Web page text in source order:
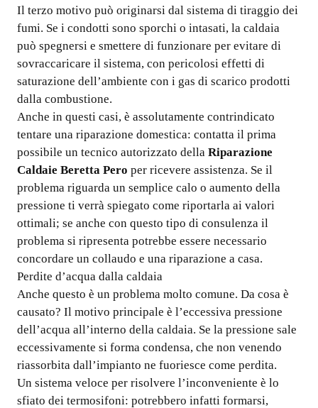
Il terzo motivo può originarsi dal sistema di tiraggio dei
fumi. Se i condotti sono sporchi o intasati, la caldaia
può spegnersi e smettere di funzionare per evitare di
sovraccaricare il sistema, con pericolosi effetti di
saturazione dell’ambiente con i gas di scarico prodotti
dalla combustione.
Anche in questi casi, è assolutamente contrindicato
tentare una riparazione domestica: contatta il prima
possibile un tecnico autorizzato della Riparazione
Caldaie Beretta Pero per ricevere assistenza. Se il
problema riguarda un semplice calo o aumento della
pressione ti verrà spiegato come riportarla ai valori
ottimali; se anche con questo tipo di consulenza il
problema si ripresenta potrebbe essere necessario
concordare un collaudo e una riparazione a casa.
Perdite d’acqua dalla caldaia
Anche questo è un problema molto comune. Da cosa è
causato? Il motivo principale è l’eccessiva pressione
dell’acqua all’interno della caldaia. Se la pressione sale
eccessivamente si forma condensa, che non venendo
riassorbita dall’impianto ne fuoriesce come perdita.
Un sistema veloce per risolvere l’inconveniente è lo
sfiato dei termosifoni: potrebbero infatti formarsi,